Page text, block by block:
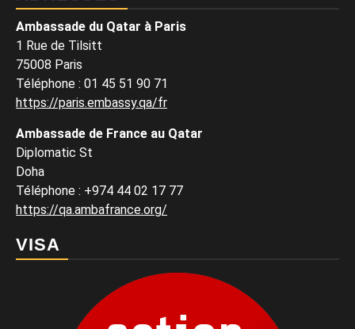
Ambassade du Qatar à Paris
1 Rue de Tilsitt
75008 Paris
Téléphone : 01 45 51 90 71
https://paris.embassy.qa/fr
Ambassade de France au Qatar
Diplomatic St
Doha
Téléphone : +974 44 02 17 77
https://qa.ambafrance.org/
VISA